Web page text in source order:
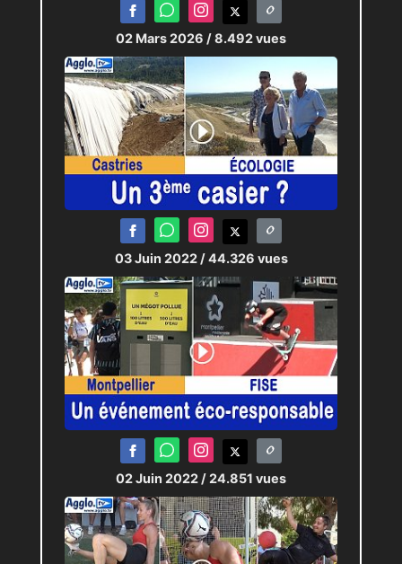
02 Mars 2026 / 8.492 vues
03 Juin 2022 / 44.326 vues
02 Juin 2022 / 24.851 vues